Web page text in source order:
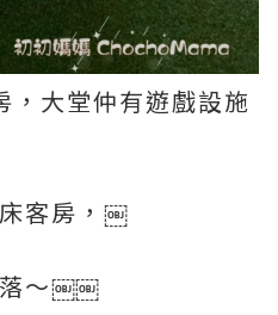
，大堂仲有遊戲設施
客房，￼
落～￼￼